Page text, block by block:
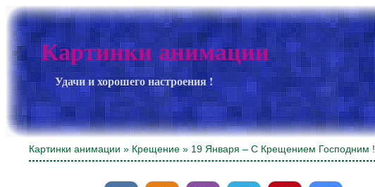
Картинки анимации
Удачи и хорошего настроения !
Картинки анимации » Крещение » 19 Января – С Крещением Господним !